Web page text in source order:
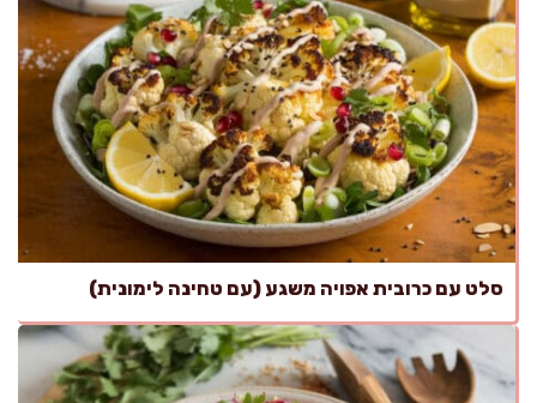
סלט עם כרובית אפויה משגע (עם טחינה לימונית)